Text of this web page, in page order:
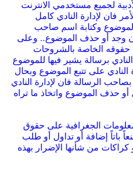
لجميع مستخدمي الانترنت
فان لإدارة النادي كامل
الموضوع وكتابة اسم صاحب
وجد أو حذف الموضوع.. وعلى
الخاصة بالشروحات
النادي برسالة يشير فيها للموضوع
على تتبع الموضوع وبحال
الرسالة فان لإدارة النادي
حذف الموضوع واتخاذ ما تراه
الجغرافية على حقوق
باتاً إضافة أو تداول أو طلب
من شأنها الإضرار بهذه